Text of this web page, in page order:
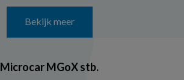
Bekijk meer
Microcar MGoX stb.